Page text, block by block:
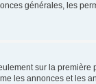
générales, les
sur la
les annonces et les